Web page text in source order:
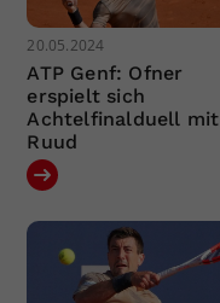
20.05.2024
ATP Genf: Ofner
erspielt sich
Achtelfinalduell mit
Ruud